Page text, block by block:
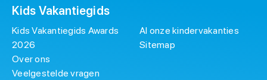
Kids Vakantiegids
Kids Vakantiegids Awards
2026
Over ons
Veelgestelde vragen
Al onze kindervakanties
Sitemap